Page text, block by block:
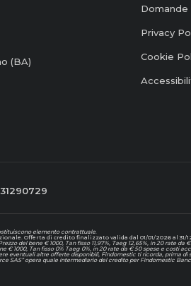
(BA)
Domande
Privacy
Cookie
elemento contrattuale.
Offerta di credito finalizzato valida dal 01/01/2026 al 31/
del bene € 1000, Tan fisso 11,97%, Taeg 12,65%, in 20
€ 1000, Tan fisso 0% Taeg 0%, in 20 rate da € 50 spese e
eventuali altre offerte disponibili, Findomestic ti ricorda, prima
SAS” opera quale intermediario del credito per Findomestic